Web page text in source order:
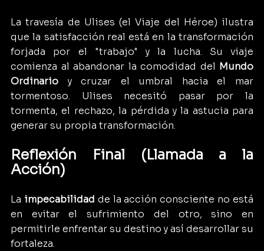
La travesía de Ulises (el Viaje del Héroe) ilustra
que la satisfacción real está en la transformación
forjada por el "trabajo" y la lucha. Su viaje
comienza al abandonar la comodidad del Mundo
Ordinario y cruzar el umbral hacia el mar
tormentoso. Ulises necesitó pasar por la
tormenta, el rechazo, la pérdida y la astucia para
generar su propia transformación.
Reflexión Final (Llamada a la
Acción)
La impecabilidad de la acción consciente no está
en evitar el sufrimiento del otro, sino en
permitirle enfrentar su destino y así desarrollar su
fortaleza.